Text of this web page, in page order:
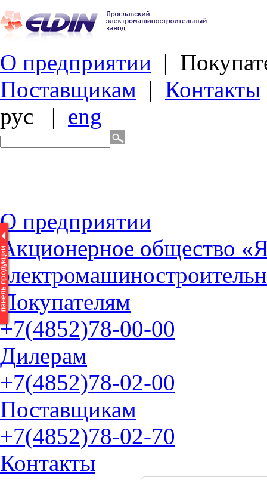
О предприятии |
Поставщикам | Контакты
рус | eng
О предприятии
Акционерное общество
Покупателям
+7(4852)78-00-00
Дилерам
+7(4852)78-02-00
Поставщикам
+7(4852)78-02-70
Контакты